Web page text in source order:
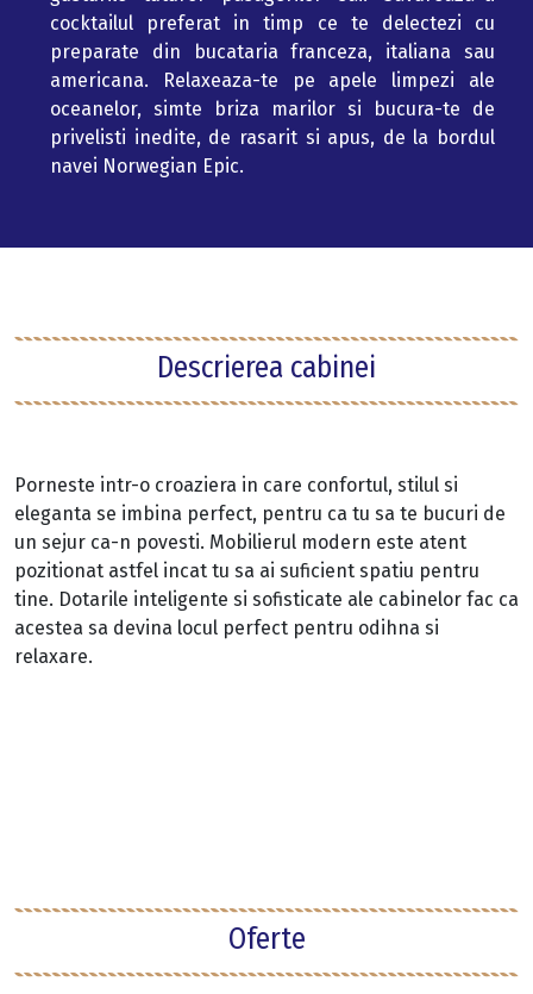
cocktailul preferat in timp ce te delectezi cu
preparate din bucataria franceza, italiana sau
americana. Relaxeaza-te pe apele limpezi ale
oceanelor, simte briza marilor si bucura-te de
privelisti inedite, de rasarit si apus, de la bordul
navei Norwegian Epic.
Descrierea cabinei
Porneste intr-o croaziera in care confortul, stilul si
eleganta se imbina perfect, pentru ca tu sa te bucuri de
un sejur ca-n povesti. Mobilierul modern este atent
pozitionat astfel incat tu sa ai suficient spatiu pentru
tine. Dotarile inteligente si sofisticate ale cabinelor fac ca
acestea sa devina locul perfect pentru odihna si
relaxare.
Oferte